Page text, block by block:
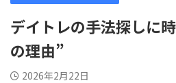
デイトレの手法探しに
の理由”
2026年2月22日